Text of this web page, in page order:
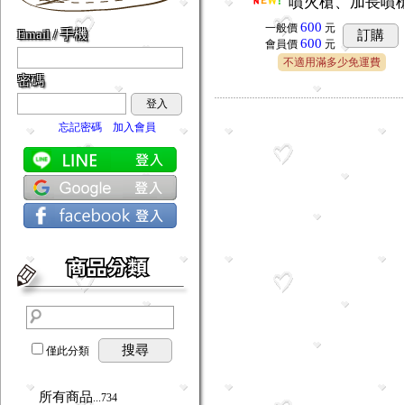
Email / 手機
密碼
登入
忘記密碼
加入會員
僅此分類 搜尋
所有商品 ...734
一般價 600 元
會員價 600 元
訂購
不適用滿多少免運費